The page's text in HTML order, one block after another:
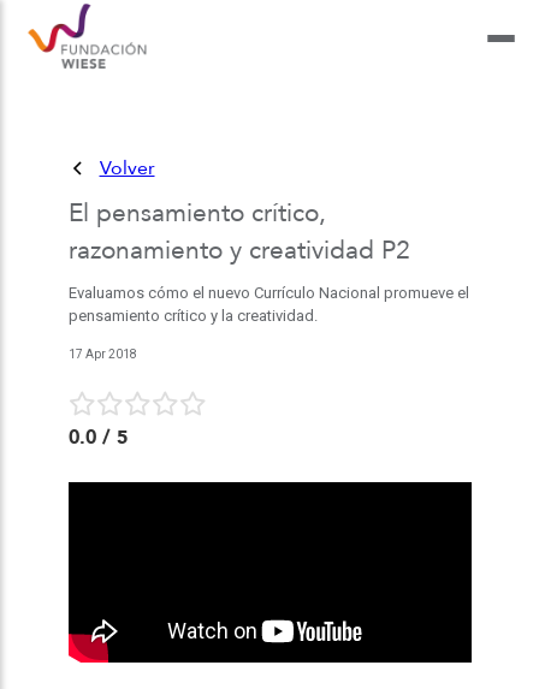
Volver
El pensamiento crítico,
razonamiento y creatividad P2
Evaluamos cómo el nuevo Currículo Nacional promueve el
pensamiento crítico y la creatividad.
17 Apr 2018
0.0/ 5